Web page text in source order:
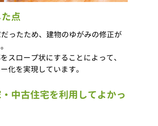
点
ったため、建物のゆがみの修正が
スロープ状にすることによって、
化を実現しています。
中古住宅を利用してよかっ